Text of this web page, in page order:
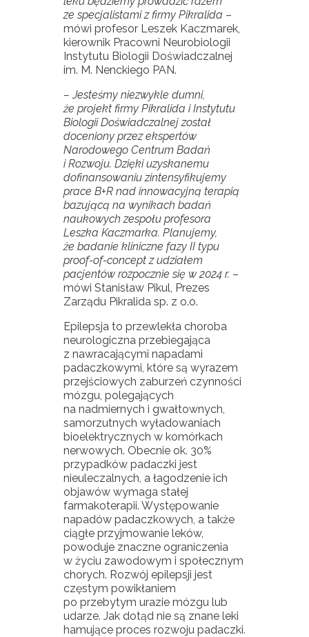
ze specjalistami z firmy Pikralida –
mówi profesor Leszek Kaczmarek,
kierownik Pracowni Neurobiologii
Instytutu Biologii Doświadczalnej
im. M. Nenckiego PAN.
– Jesteśmy niezwykle dumni,
że projekt firmy Pikralida i Instytutu
Biologii Doświadczalnej został
doceniony przez ekspertów
Narodowego Centrum Badań
i Rozwoju. Dzięki uzyskanemu
dofinansowaniu zintensyfikujemy
prace B+R nad innowacyjną terapią
bazującą na wynikach badań
naukowych zespołu profesora
Leszka Kaczmarka. Planujemy,
że badanie kliniczne fazy II typu
proof-of-concept z udziałem
pacjentów rozpocznie się w 2024 r. –
mówi Stanisław Pikul, Prezes
Zarządu Pikralida sp. z o.o.
Epilepsja to przewlekła choroba
neurologiczna przebiegająca
z nawracającymi napadami
padaczkowymi, które są wyrazem
przejściowych zaburzeń czynności
mózgu, polegających
na nadmiernych i gwałtownych,
samorzutnych wyładowaniach
bioelektrycznych w komórkach
nerwowych. Obecnie ok. 30%
przypadków padaczki jest
nieuleczalnych, a łagodzenie ich
objawów wymaga stałej
farmakoterapii. Występowanie
napadów padaczkowych, a także
ciągłe przyjmowanie leków,
powoduje znaczne ograniczenia
w życiu zawodowym i społecznym
chorych. Rozwój epilepsji jest
częstym powikłaniem
po przebytym urazie mózgu lub
udarze. Jak dotąd nie są znane leki
hamujące proces rozwoju padaczki.